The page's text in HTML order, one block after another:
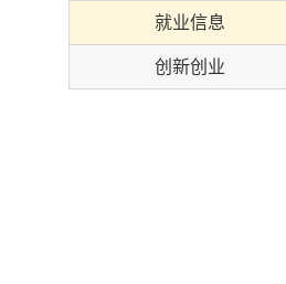
就业信息
创新创业